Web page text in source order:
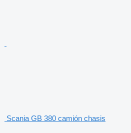
Scania GB 380 camión chasis